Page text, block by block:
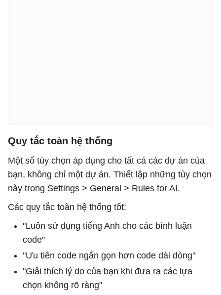
Quy tắc toàn hệ thống
Một số tùy chọn áp dụng cho tất cả các dự án của
bạn, không chỉ một dự án. Thiết lập những tùy chọn
này trong Settings > General > Rules for AI.
Các quy tắc toàn hệ thống tốt:
"Luôn sử dụng tiếng Anh cho các bình luận
code"
"Ưu tiên code ngắn gọn hơn code dài dòng"
"Giải thích lý do của bạn khi đưa ra các lựa
chọn không rõ ràng"